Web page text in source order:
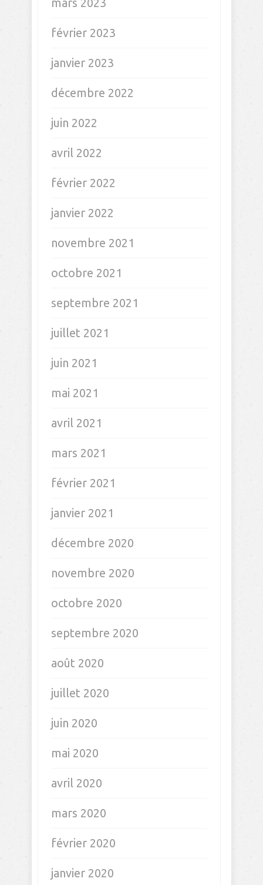
janvier 2025
septembre 2024
août 2024
juillet 2024
avril 2024
janvier 2024
décembre 2023
novembre 2023
octobre 2023
septembre 2023
juin 2023
mars 2023
février 2023
janvier 2023
décembre 2022
juin 2022
avril 2022
février 2022
janvier 2022
novembre 2021
octobre 2021
septembre 2021
juillet 2021
juin 2021
mai 2021
avril 2021
mars 2021
février 2021
janvier 2021
décembre 2020